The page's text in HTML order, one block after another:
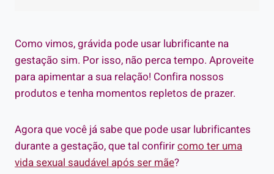
Como vimos, grávida pode usar lubrificante na
gestação sim. Por isso, não perca tempo. Aproveite
para apimentar a sua relação! Confira nossos
produtos e tenha momentos repletos de prazer.
Agora que você já sabe que pode usar lubrificantes
durante a gestação, que tal confirircomo ter uma
vida sexual saudável após ser mãe?